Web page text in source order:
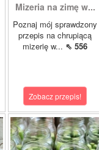
Mizeria na zimę w...
Poznaj mój sprawdzony
przepis na chrupiącą
mizerię w... ⇖ 556
Zobacz przepis!